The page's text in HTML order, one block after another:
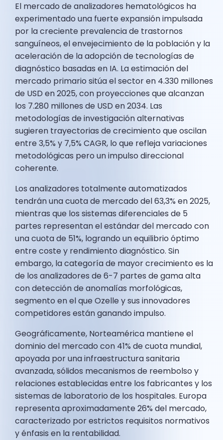
El mercado de analizadores hematológicos ha
experimentado una fuerte expansión impulsada
por la creciente prevalencia de trastornos
sanguíneos, el envejecimiento de la población y la
aceleración de la adopción de tecnologías de
diagnóstico basadas en IA. La estimación del
mercado primario sitúa el sector en 4.330 millones
de USD en 2025, con proyecciones que alcanzan
los 7.280 millones de USD en 2034. Las
metodologías de investigación alternativas
sugieren trayectorias de crecimiento que oscilan
entre 3,5% y 7,5% CAGR, lo que refleja variaciones
metodológicas pero un impulso direccional
coherente.
Los analizadores totalmente automatizados
tendrán una cuota de mercado del 63,3% en 2025,
mientras que los sistemas diferenciales de 5
partes representan el estándar del mercado con
una cuota de 51%, logrando un equilibrio óptimo
entre coste y rendimiento diagnóstico. Sin
embargo, la categoría de mayor crecimiento es la
de los analizadores de 6-7 partes de gama alta
con detección de anomalías morfológicas,
segmento en el que Ozelle y sus innovadores
competidores están ganando impulso.
Geográficamente, Norteamérica mantiene el
dominio del mercado con 41% de cuota mundial,
apoyada por una infraestructura sanitaria
avanzada, sólidos mecanismos de reembolso y
relaciones establecidas entre los fabricantes y los
sistemas de laboratorio de los hospitales. Europa
representa aproximadamente 26% del mercado,
caracterizado por estrictos requisitos normativos
y énfasis en la rentabilidad.